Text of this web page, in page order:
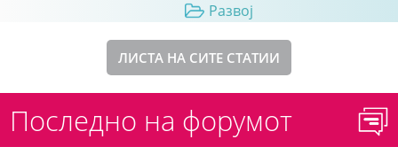
Развој
ЛИСТА НА СИТЕ СТАТИИ
Последно на форумот